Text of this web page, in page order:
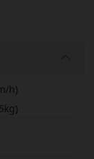
h)